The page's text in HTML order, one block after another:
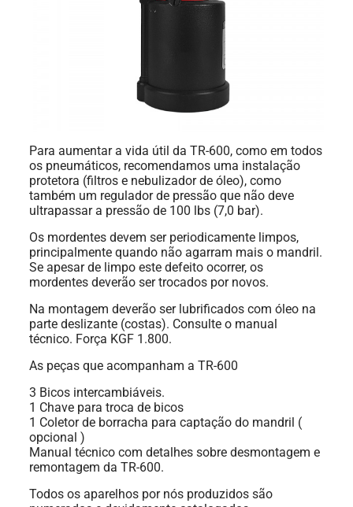
Para aumentar a vida útil da TR-600, como em todos
os pneumáticos, recomendamos uma instalação
protetora (filtros e nebulizador de óleo), como
também um regulador de pressão que não deve
ultrapassar a pressão de 100 lbs (7,0 bar).
Os mordentes devem ser periodicamente limpos,
principalmente quando não agarram mais o mandril.
Se apesar de limpo este defeito ocorrer, os
mordentes deverão ser trocados por novos.
Na montagem deverão ser lubrificados com óleo na
parte deslizante (costas). Consulte o manual
técnico. Força KGF 1.800.
As peças que acompanham a TR-600
3 Bicos intercambiáveis.
1 Chave para troca de bicos
1 Coletor de borracha para captação do mandril (
opcional )
Manual técnico com detalhes sobre desmontagem e
remontagem da TR-600.
Todos os aparelhos por nós produzidos são